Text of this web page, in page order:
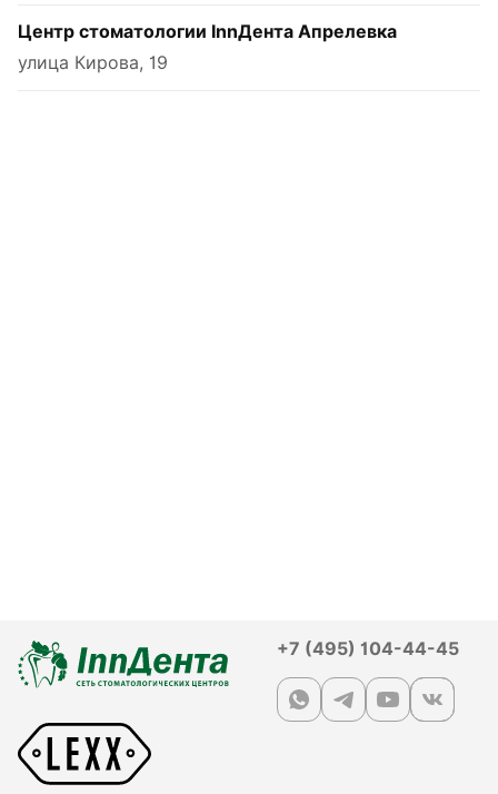
Центр стоматологии InnДента Апрелевка
улица Кирова, 19
+7 (495) 104-44-45